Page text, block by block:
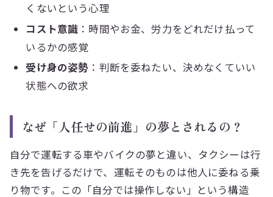
くないという心理
コスト意識 ：時間やお金、労力をどれだけ払って
いるかの感覚
受け身の姿勢 ：判断を委ねたい、決めなくていい
状態への欲求
なぜ「人任せの前進」の夢とされるの？
自分で運転する車やバイクの夢と違い、タクシーは行
き先を告げるだけで、運転そのものは他人に委ねる乗
り物です。この「自分では操作しない」という構造